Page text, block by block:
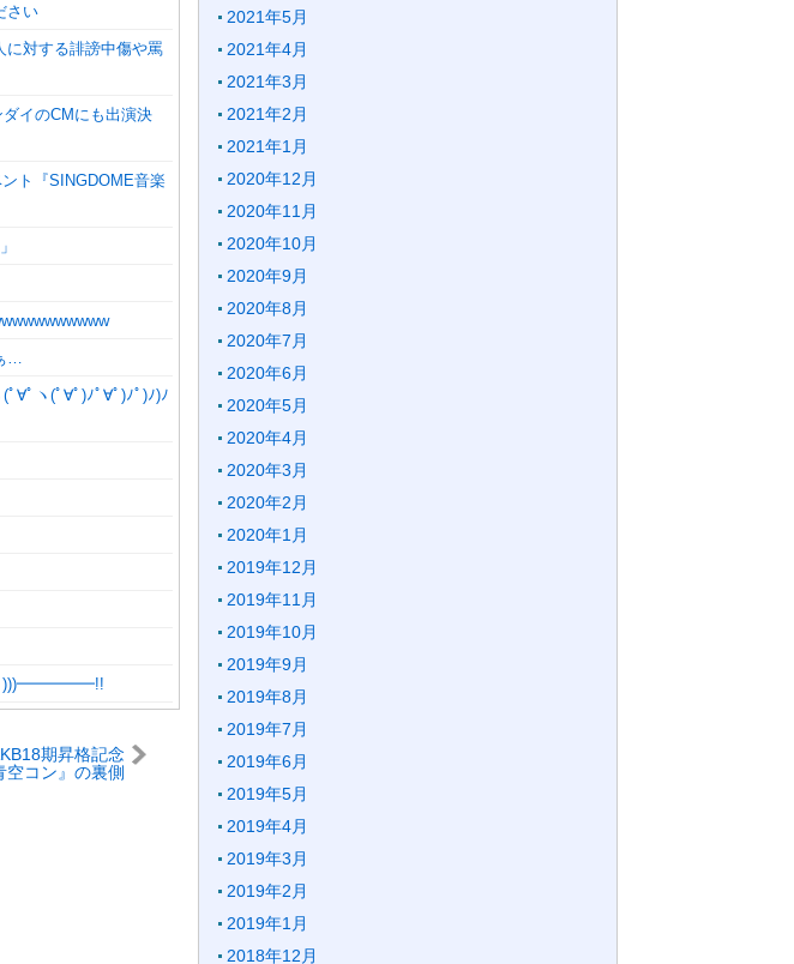
さい
に対する誹謗中傷や罵
イのCMにも出演決
ト『SINGDOME音楽
…
∀ﾟヽ(ﾟ∀ﾟ)ﾉﾟ∀ﾟ)ﾉﾟ)ﾉ)ﾉ
∀ﾟ)))━━━━━!!
期昇格記念
空コン』の裏側
2021年5月
2021年4月
2021年3月
2021年2月
2021年1月
2020年12月
2020年11月
2020年10月
2020年9月
2020年8月
2020年7月
2020年6月
2020年5月
2020年4月
2020年3月
2020年2月
2020年1月
2019年12月
2019年11月
2019年10月
2019年9月
2019年8月
2019年7月
2019年6月
2019年5月
2019年4月
2019年3月
2019年2月
2019年1月
2018年12月